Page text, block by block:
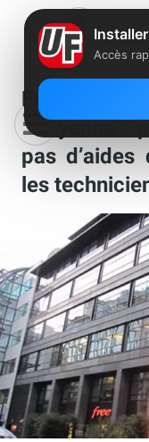
Free
citoyenne :
pas
les
Accès